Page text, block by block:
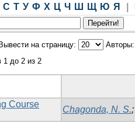
С Т У Ф Х Ц Ч Ш Щ Ю Я
Вывести на страницу:
Авторы:
1 до 2 из 2
Course
Chagonda, N. S.;